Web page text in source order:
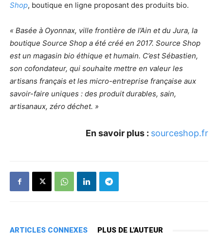
Shop, boutique en ligne proposant des produits bio.
« Basée à Oyonnax, ville frontière de l’Ain et du Jura, la
boutique Source Shop a été créé en 2017. Source Shop
est un magasin bio éthique et humain. C’est Sébastien,
son cofondateur, qui souhaite mettre en valeur les
artisans français et les micro-entreprise française aux
savoir-faire uniques : des produit durables, sain,
artisanaux, zéro déchet. »
En savoir plus : sourceshop.fr
ARTICLES CONNEXES PLUS DE L'AUTEUR